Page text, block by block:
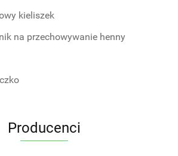
kieliszek
na przechowywanie henny
Producenci